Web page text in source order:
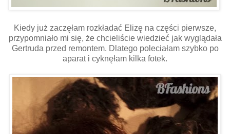
Kiedy już zaczęłam rozkładać Elizę na części pierwsze,
przypomniało mi się, że chcieliście wiedzieć jak wyglądała
Gertruda przed remontem. Dlatego poleciałam szybko po
aparat i cyknęłam kilka fotek.